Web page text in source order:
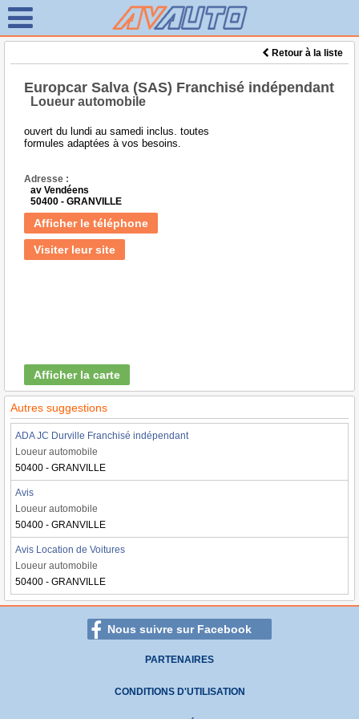
Retour à la liste
Europcar Salva (SAS) Franchisé indépendant
Loueur automobile
ouvert du lundi au samedi inclus. toutes
formules adaptées à vos besoins.
Adresse :
av Vendéens
50400 - GRANVILLE
Afficher le téléphone
Visiter leur site
Afficher la carte
Autres suggestions
ADA JC Durville Franchisé indépendant
Loueur automobile
50400 - GRANVILLE
Avis
Loueur automobile
50400 - GRANVILLE
Avis Location de Voitures
Loueur automobile
50400 - GRANVILLE
Nous suivre sur Facebook
PARTENAIRES
CONDITIONS D'UTILISATION